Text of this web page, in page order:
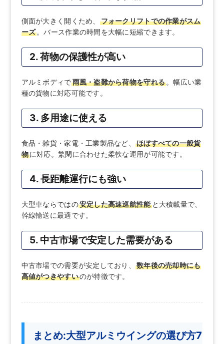
側面が大きく開くため、
フォークリフトでの作業がスム
ーズ 。バース作業の時間を大幅に短縮できます。
2. 荷物の保護性が高い
アルミボディで雨風・盗難から荷物を守れる 。幅広い業
種の貨物に対応可能です。
3. 多用途に使える
食品・雑貨・家電・工業製品など、ほぼすべての一般貨
物に対応。繁閑に合わせた柔軟な運用が可能です。
4. 長距離運行にも強い
大型車ならではの安定した高速巡航性能と大積載量で、
幹線輸送に最適です。
5. 中古市場で安定した需要がある
中古市場での需要が安定しており、数年後の売却時にも
高値がつきやすいのが特徴です。
まとめ:大型アルミウイングの選び方7